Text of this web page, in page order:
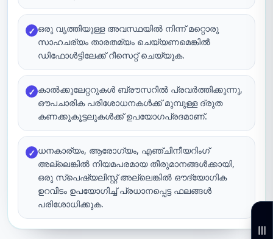
✓ ഒരു വൃത്തിയുള്ള അവസ്ഥയിൽ നിന്ന് മറ്റൊരു
സാഹചര്യം താരതമ്യം ചെയ്യണമെങ്കിൽ
ഡിഫോൾട്ടിലേക്ക് റീസെറ്റ് ചെയ്യുക.
✓ കാൽക്കുലേറ്ററുകൾ ബ്രൗസറിൽ പ്രവർത്തിക്കുന്നു,
ഔപചാരിക പരിശോധനകൾക്ക് മുമ്പുള്ള ദ്രുത
കണക്കുകൂട്ടലുകൾക്ക് ഉപയോഗപ്രദമാണ്.
✓ ധനകാര്യം, ആരോഗ്യം, എഞ്ചിനീയറിംഗ്
അല്ലെങ്കിൽ നിയമപരമായ തീരുമാനങ്ങൾക്കായി,
ഒരു സ്പെഷ്യലിസ്റ്റ് അല്ലെങ്കിൽ ഔദ്യോഗിക
ഉറവിടം ഉപയോഗിച്ച് പ്രധാനപ്പെട്ട ഫലങ്ങൾ
പരിശോധിക്കുക.